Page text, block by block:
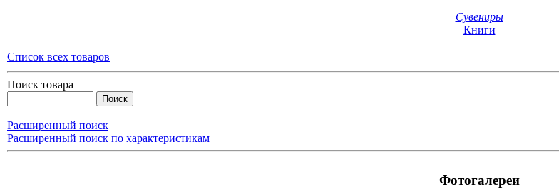
Сувениры
Книги
Список всех товаров
Поиск товара
Расширенный поиск
Расширенный поиск по характеристикам
Фотогалереи